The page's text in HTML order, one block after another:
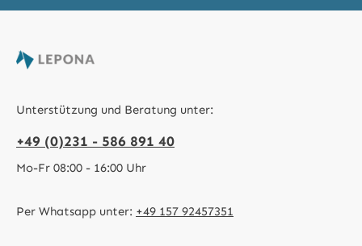
Unterstützung und Beratung unter:
+49 (0)231 - 586 891 40
Mo-Fr 08:00 - 16:00 Uhr
Per Whatsapp unter: +49 157 92457351